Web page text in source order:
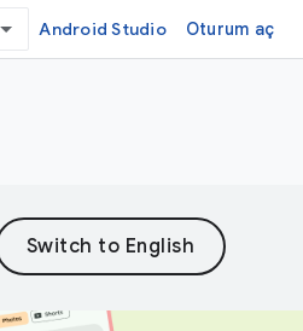
Android Studio Oturum aç